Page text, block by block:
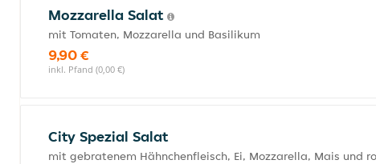
Mozzarella Salat
mit Tomaten, Mozzarella und Basilikum
9,90 €
inkl. Pfand (0,00 €)
City Spezial Salat
mit gebratenem Hähnchenfleisch, Ei, Mozzarella, Mais und